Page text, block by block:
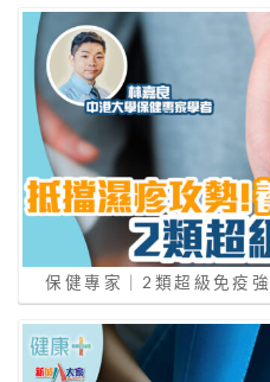
保健專家｜2類超級免疫